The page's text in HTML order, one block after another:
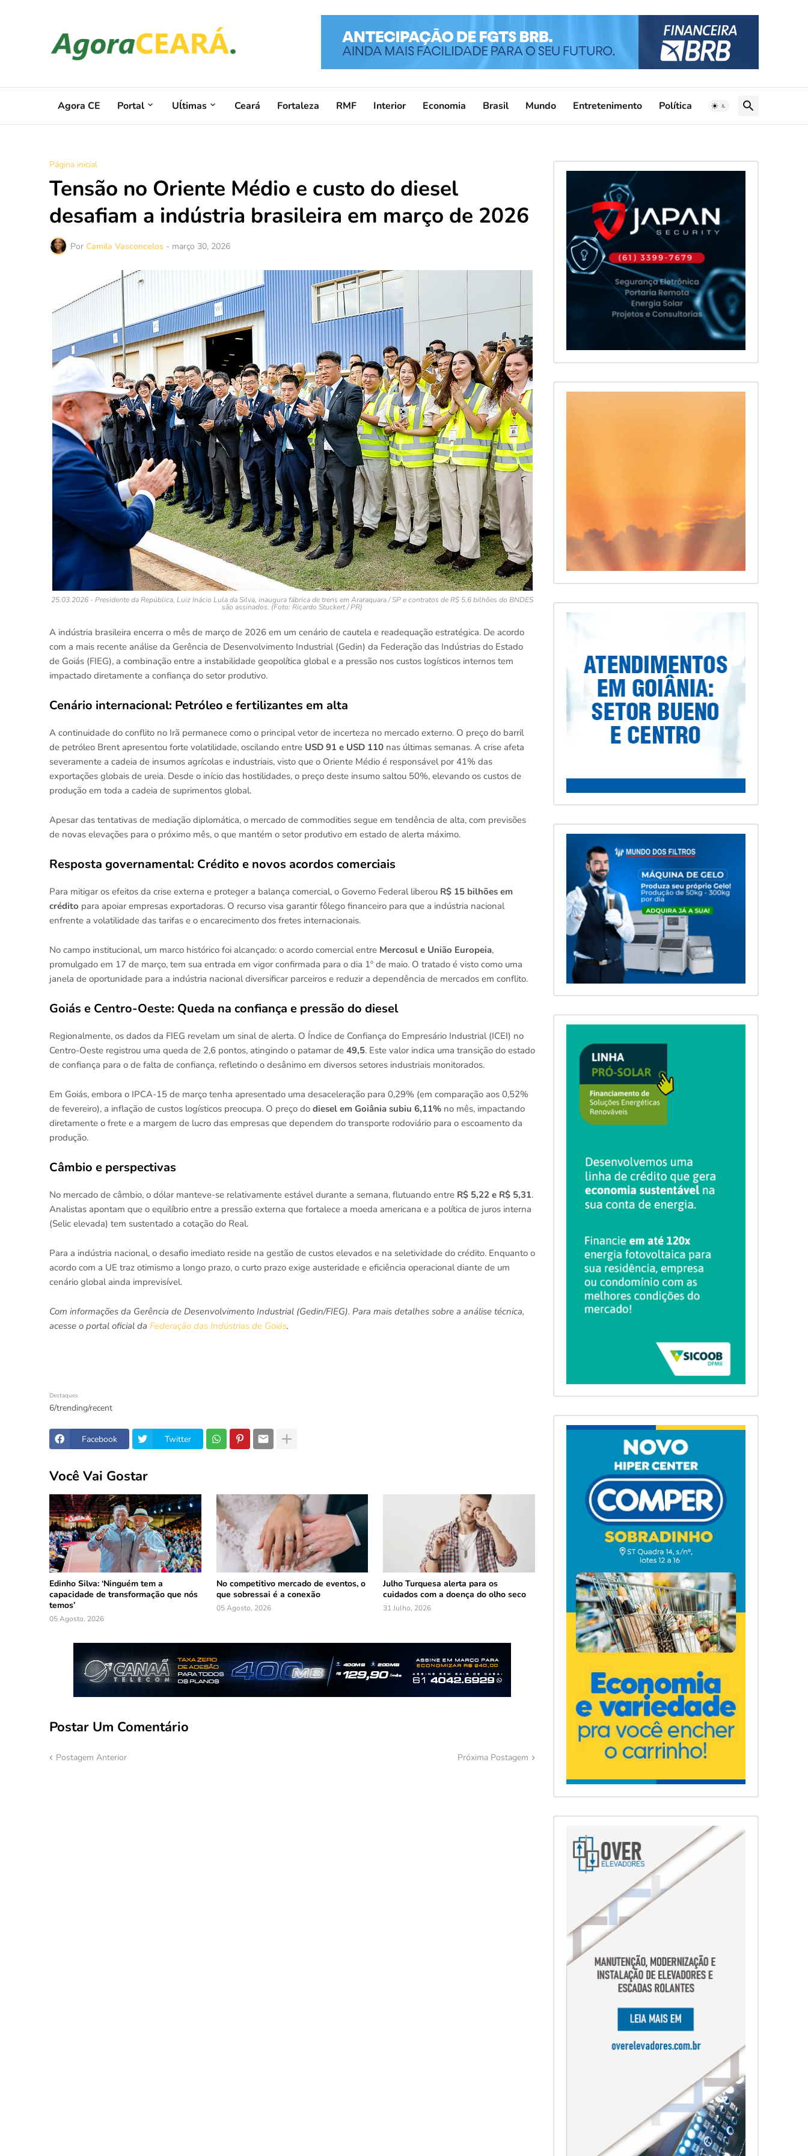
Agora CE Portal Uĺtimas Ceará Fortaleza RMF Interior Economia Brasil Mundo Entretenimento Política
Página inicial
Tensão no Oriente Médio e custo do diesel
desafiam a indústria brasileira em março de 2026
Por Camila Vasconcelos - março 30, 2026
25.03.2026 - Presidente da República, Luiz Inácio Lula da Silva, inaugura fábrica de trens em Araraquara / SP e contratos de R$ 5,6 bilhões do BNDES
são assinados. (Foto: Ricardo Stuckert / PR)
A indústria brasileira encerra o mês de março de 2026 em um cenário de cautela e readequação estratégica. De acordo
com a mais recente análise da Gerência de Desenvolvimento Industrial (Gedin) da Federação das Indústrias do Estado
de Goiás (FIEG), a combinação entre a instabilidade geopolítica global e a pressão nos custos logísticos internos tem
impactado diretamente a confiança do setor produtivo.
Cenário internacional: Petróleo e fertilizantes em alta
A continuidade do conflito no Irã permanece como o principal vetor de incerteza no mercado externo. O preço do barril
de petróleo Brent apresentou forte volatilidade, oscilando entre USD 91 e USD 110 nas últimas semanas. A crise afeta
severamente a cadeia de insumos agrícolas e industriais, visto que o Oriente Médio é responsável por 41% das
exportações globais de ureia. Desde o início das hostilidades, o preço deste insumo saltou 50%, elevando os custos de
produção em toda a cadeia de suprimentos global.
Apesar das tentativas de mediação diplomática, o mercado de commodities segue em tendência de alta, com previsões
de novas elevações para o próximo mês, o que mantém o setor produtivo em estado de alerta máximo.
Resposta governamental: Crédito e novos acordos comerciais
Para mitigar os efeitos da crise externa e proteger a balança comercial, o Governo Federal liberou R$ 15 bilhões em
crédito para apoiar empresas exportadoras. O recurso visa garantir fôlego financeiro para que a indústria nacional
enfrente a volatilidade das tarifas e o encarecimento dos fretes internacionais.
No campo institucional, um marco histórico foi alcançado: o acordo comercial entre Mercosul e União Europeia,
promulgado em 17 de março, tem sua entrada em vigor confirmada para o dia 1º de maio. O tratado é visto como uma
janela de oportunidade para a indústria nacional diversificar parceiros e reduzir a dependência de mercados em conflito.
Goiás e Centro-Oeste: Queda na confiança e pressão do diesel
Regionalmente, os dados da FIEG revelam um sinal de alerta. O Índice de Confiança do Empresário Industrial (ICEI) no
Centro-Oeste registrou uma queda de 2,6 pontos, atingindo o patamar de 49,5. Este valor indica uma transição do estado
de confiança para o de falta de confiança, refletindo o desânimo em diversos setores industriais monitorados.
Em Goiás, embora o IPCA-15 de março tenha apresentado uma desaceleração para 0,29% (em comparação aos 0,52%
de fevereiro), a inflação de custos logísticos preocupa. O preço do diesel em Goiânia subiu 6,11% no mês, impactando
diretamente o frete e a margem de lucro das empresas que dependem do transporte rodoviário para o escoamento da
produção.
Câmbio e perspectivas
No mercado de câmbio, o dólar manteve-se relativamente estável durante a semana, flutuando entre R$ 5,22 e R$ 5,31.
Analistas apontam que o equilíbrio entre a pressão externa que fortalece a moeda americana e a política de juros interna
(Selic elevada) tem sustentado a cotação do Real.
Para a indústria nacional, o desafio imediato reside na gestão de custos elevados e na seletividade do crédito. Enquanto o
acordo com a UE traz otimismo a longo prazo, o curto prazo exige austeridade e eficiência operacional diante de um
cenário global ainda imprevisível.
Com informações da Gerência de Desenvolvimento Industrial (Gedin/FIEG). Para mais detalhes sobre a análise técnica,
acesse o portal oficial da Federação das Indústrias de Goiás.
Destaques
6/trending/recent
Facebook Twitter
Você Vai Gostar
Edinho Silva: ‘Ninguém tem a
capacidade de transformação que nós
temos’
05 Agosto, 2026
No competitivo mercado de eventos, o
que sobressai é a conexão
05 Agosto, 2026
Julho Turquesa alerta para os
cuidados com a doença do olho seco
31 Julho, 2026
Postar Um Comentário
Postagem Anterior Próxima Postagem